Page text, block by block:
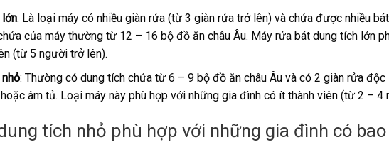
: Là loại máy có nhiều giàn rửa (từ 3 giàn rửa trở lên) và chứa được nhiều
của máy thường từ 12 – 16 bộ đồ ăn châu Âu. Máy rửa bát dung tích lớn
(từ 5 người trở lên).
: Thường có dung tích chứa từ 6 – 9 bộ đồ ăn châu Âu và có 2 giàn rửa
âm tủ. Loại máy này phù hợp với những gia đình có ít thành viên (từ 2 – 4
tích nhỏ phù hợp với những gia đình có